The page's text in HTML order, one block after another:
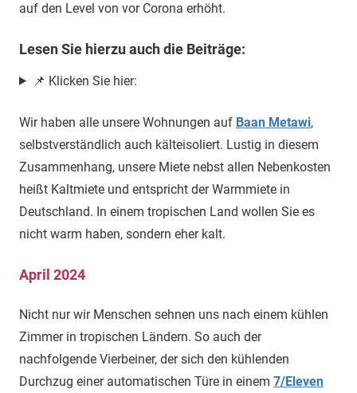
auf den Level von vor Corona erhöht.
Lesen Sie hierzu auch die Beiträge:
📌 Klicken Sie hier:
Wir haben alle unsere Wohnungen auf Baan Metawi,
selbstverständlich auch kälteisoliert. Lustig in diesem
Zusammenhang, unsere Miete nebst allen Nebenkosten
heißt Kaltmiete und entspricht der Warmmiete in
Deutschland. In einem tropischen Land wollen Sie es
nicht warm haben, sondern eher kalt.
April 2024
Nicht nur wir Menschen sehnen uns nach einem kühlen
Zimmer in tropischen Ländern. So auch der
nachfolgende Vierbeiner, der sich den kühlenden
Durchzug einer automatischen Türe in einem 7/Eleven